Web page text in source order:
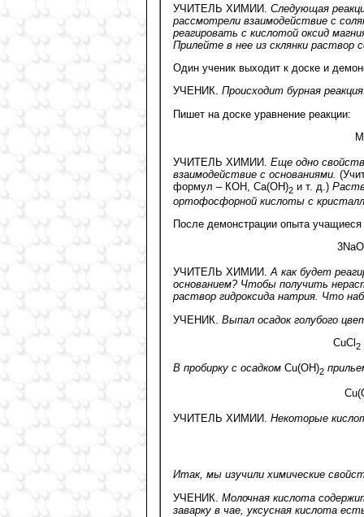
УЧИТЕЛЬ ХИМИИ. Следующая
рассмотрели взаимодействие с
реагировать с кислотой оксид
Прилейте в нее из склянки
Один ученик выходит к доске и
УЧЕНИК. Происходит бурная
Пишет на доске уравнение реакции:
УЧИТЕЛЬ ХИМИИ. Еще одно
взаимодействие с основаниями.
формул – КОН, Са(ОН)2 и т. д.)
ортофосфорной кислоты с
После демонстрации опыта
УЧИТЕЛЬ ХИМИИ.А как будет
основанием? Чтобы получить
раствор гидроксида натрия. Что
УЧЕНИК. Выпал осадок голубого
СuСl 2
В пробирку с осадком Сu(ОН)2
УЧИТЕЛЬ ХИМИИ. Некоторые
Итак, мы изучили химические
УЧЕНИК. Молочная кислота
заварку в чае, уксусная кислота